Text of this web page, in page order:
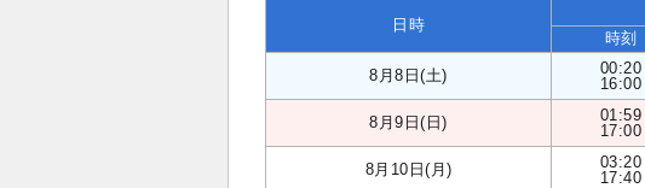
日時
時刻
8月8日(土)
00:20
16:00
8月9日(日)
01:59
17:00
8月10日(月)
03:20
17:40